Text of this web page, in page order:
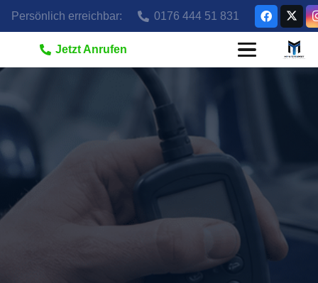
Persönlich erreichbar: 0176 444 51 831
Jetzt Anrufen